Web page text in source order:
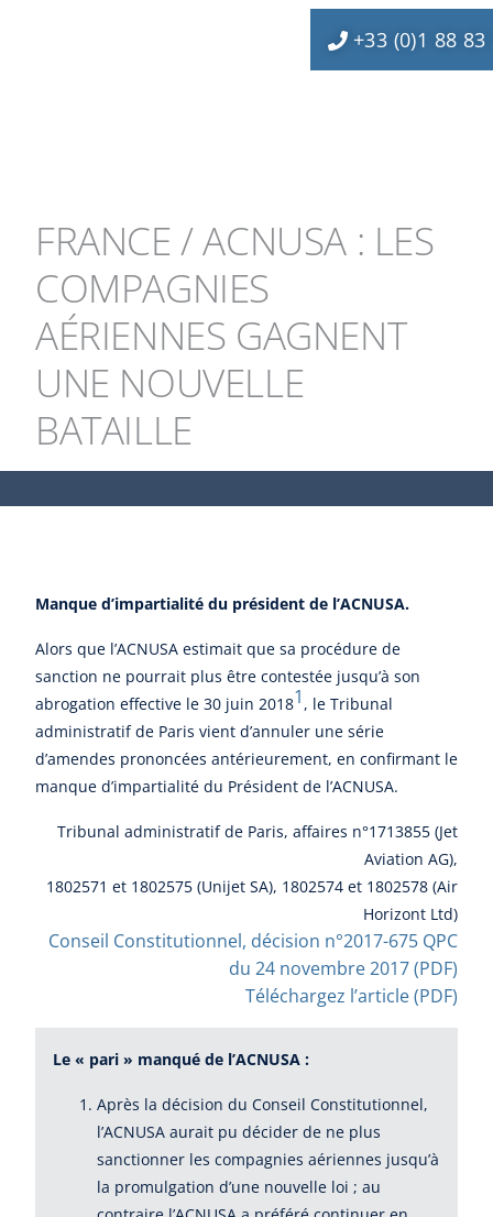
+33 (0)1 88 83
FRANCE / ACNUSA : LES
COMPAGNIES
AÉRIENNES GAGNENT
UNE NOUVELLE
BATAILLE
Manque d’impartialité du président de l’ACNUSA.
Alors que l’ACNUSA estimait que sa procédure de
sanction ne pourrait plus être contestée jusqu’à son
abrogation effective le 30 juin 20181 , le Tribunal
administratif de Paris vient d’annuler une série
d’amendes prononcées antérieurement, en confirmant le
manque d’impartialité du Président de l’ACNUSA.
Tribunal administratif de Paris, affaires n°1713855 (Jet
Aviation AG),
1802571 et 1802575 (Unijet SA), 1802574 et 1802578 (Air
Horizont Ltd)
Conseil Constitutionnel, décision n°2017-675 QPC
du 24 novembre 2017 (PDF)
Téléchargez l’article (PDF)
Le « pari » manqué de l’ACNUSA :
Après la décision du Conseil Constitutionnel,
l’ACNUSA aurait pu décider de ne plus
sanctionner les compagnies aériennes jusqu’à
la promulgation d’une nouvelle loi ; au